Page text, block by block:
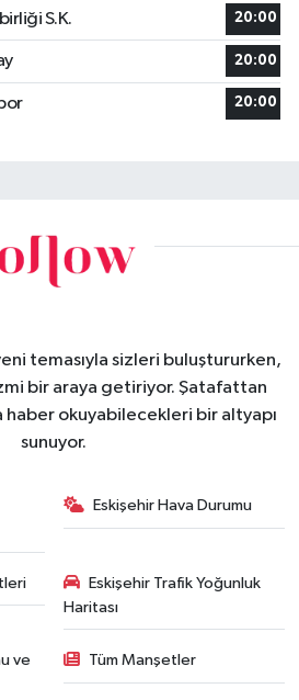
S.K. 20:00
20:00
20:00
temasıyla sizleri buluştururken,
bir araya getiriyor. Şatafattan
haber okuyabilecekleri bir altyapı
sunuyor.
Eskişehir Hava Durumu
Eskişehir Trafik Yoğunluk
Haritası
ve
Tüm Manşetler